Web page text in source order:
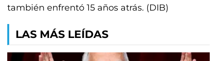
también enfrentó 15 años atrás. (DIB)
LAS MÁS LEÍDAS